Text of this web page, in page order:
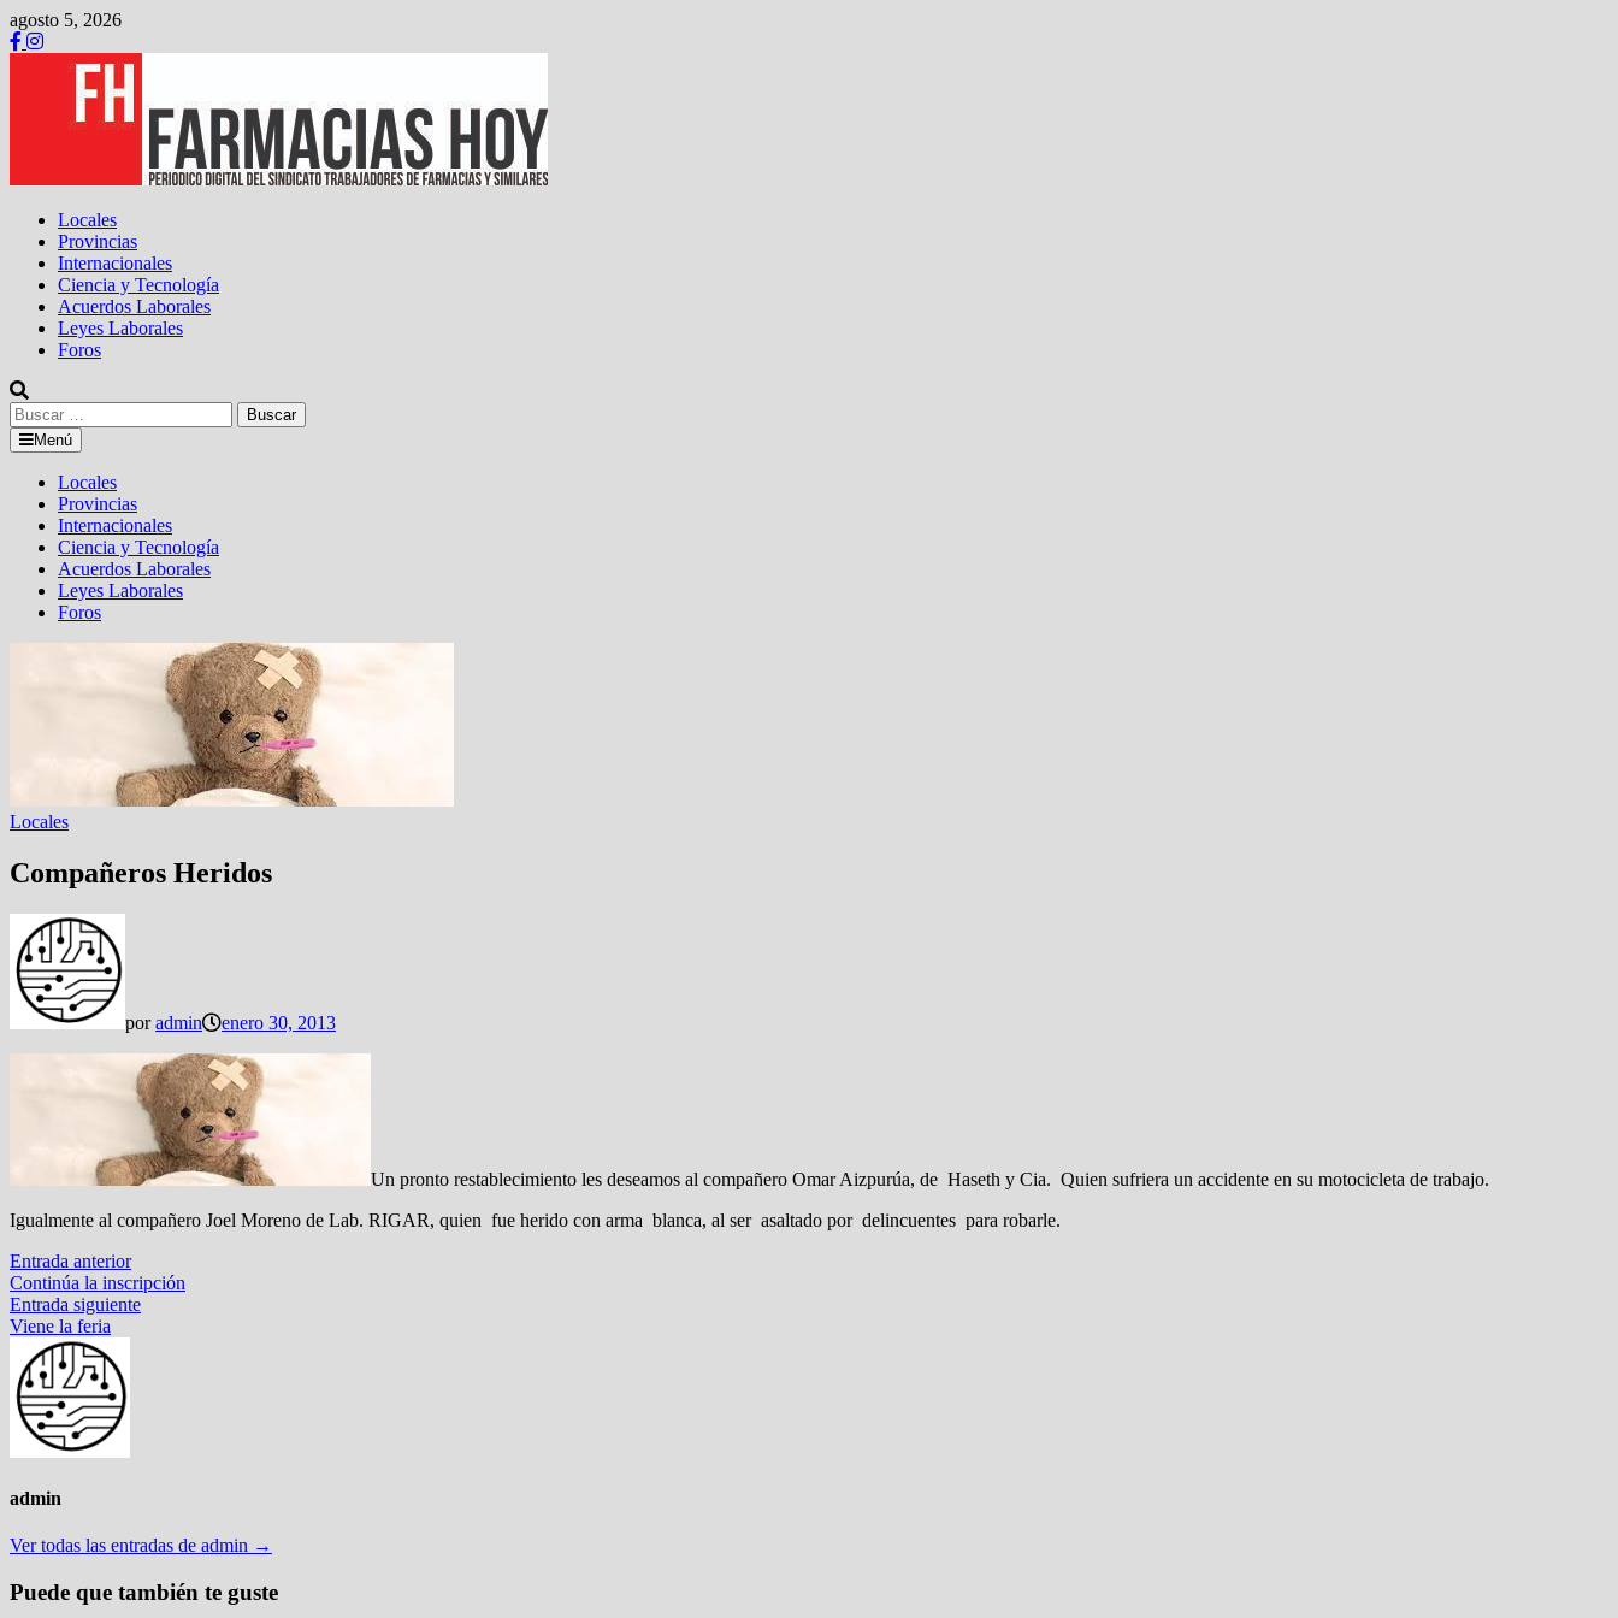
Saltar
al
contenido
agosto 5, 2026
Locales
Provincias
Internacionales
Ciencia y Tecnología
Acuerdos Laborales
Leyes Laborales
Foros
Buscar:
Menú
Locales
Provincias
Internacionales
Ciencia y Tecnología
Acuerdos Laborales
Leyes Laborales
Foros
Locales
Compañeros Heridos
poradmin enero 30, 2013
Un pronto restablecimiento les deseamos al compañero Omar Aizpurúa, de Haseth y Cia. Quien sufriera un accidente en su motocicleta de trabajo.
Igualmente al compañero Joel Moreno de Lab. RIGAR, quien fue herido con arma blanca, al ser asaltado por delincuentes para robarle.
Navegación
de
entradas
Entrada anteriorEntrada
anterior:
Continúa la inscripción
Entrada siguienteEntrada
Viene la feria
admin
Ver todas las entradas de admin →
Puede que también te guste